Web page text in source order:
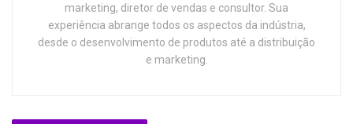
marketing, diretor de vendas e consultor. Sua
experiência abrange todos os aspectos da indústria,
desde o desenvolvimento de produtos até a distribuição
e marketing.